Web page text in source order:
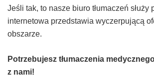
Jeśli tak, to nasze biuro tłumaczeń służy
internetowa przedstawia wyczerpującą
obszarze.
Potrzebujesz tłumaczenia
z nami!